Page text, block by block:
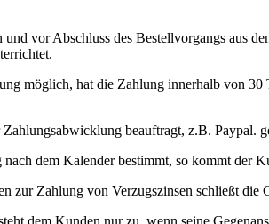
vor Abschluss des Bestellvorgangs aus
möglich, hat die Zahlung innerhalb von
beauftragt, z.B. Paypal.
dem Kalender bestimmt, so kommt der
zur Zahlung von Verzugszinsen schließt die
dem Kunden nur zu, wenn seine